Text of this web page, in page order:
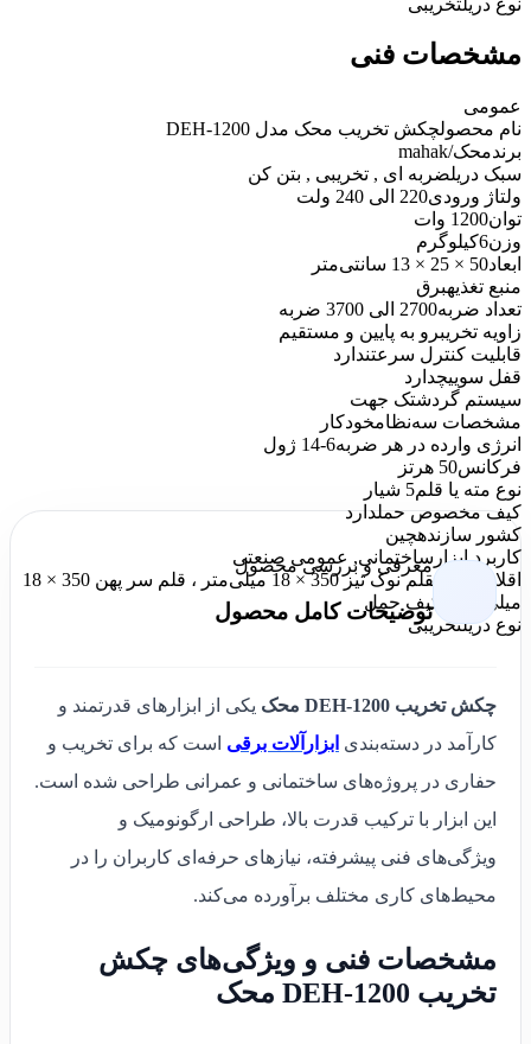
مشخصات فنی
عمومی
نام محصولچکش تخریب محک مدل DEH-1200
برندمحک/mahak
سبک دریلضربه ای , تخریبی , بتن کن
ولتاژ ورودی220 الی 240 ولت
توان1200 وات
وزن6کیلوگرم
ابعاد50 × 25 × 13 سانتی‌متر
منبع تغذیهبرق
تعداد ضربه2700 الی 3700 ضربه
زاویه تخریبرو به پایین و مستقیم
قابلیت کنترل سرعتندارد
قفل سوییچدارد
سیستم گردشتک جهت
مشخصات سه‌نظامخودکار
انرژی وارده در هر ضربه6-14 ژول
فرکانس50 هرتز
نوع مته یا قلم5 شیار
کیف مخصوص حملدارد
کشور سازندهچین
کاربرد ابزار ساختمانی, عمومی صنعتی
اقلام همراه
قلم نوک تیز 350 × 18 میلی‌متر ، قلم سر پهن 350 × 18
میلی‌متر ، کیف حمل
نوع دریلتخریبی
معرفی و بررسی محصول
توضیحات کامل محصول
چکش تخریب DEH-1200 محک
یکی از ابزارهای قدرتمند و
کارآمد در دسته‌بندی ابزارآلات برقی است که برای تخریب و
حفاری در پروژه‌های ساختمانی و عمرانی طراحی شده است.
این ابزار با ترکیب قدرت بالا، طراحی ارگونومیک و
ویژگی‌های فنی پیشرفته، نیازهای حرفه‌ای کاربران را در
محیط‌های کاری مختلف برآورده می‌کند.
مشخصات فنی و ویژگی‌های چکش
تخریب DEH-1200 محک